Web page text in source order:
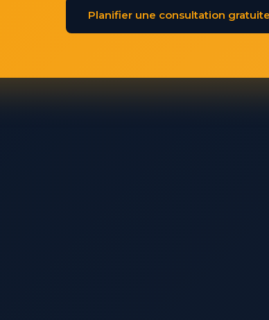
Planifier une consultation gratuite